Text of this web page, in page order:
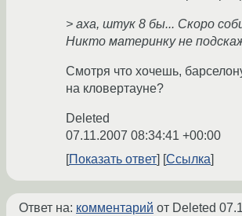
> аха, штук 8 бы... Скоро
Никто материнку не
Смотря что хочешь,
на кловертауне?
Deleted
07.11.2007 08:34:41 +00:00
Показать ответ
Ссылка
Ответ на: комментарий от Deleted